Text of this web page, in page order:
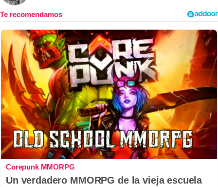
Corepunk MMORPG
Un verdadero MMORPG de la vieja escuela